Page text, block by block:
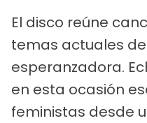
El disco reúne
temas actuales
esperanzadora.
en esta ocasión
feministas desde